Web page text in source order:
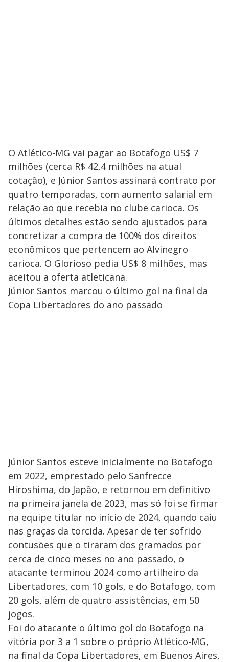
O Atlético-MG vai pagar ao Botafogo US$ 7
milhões (cerca R$ 42,4 milhões na atual
cotação), e Júnior Santos assinará contrato por
quatro temporadas, com aumento salarial em
relação ao que recebia no clube carioca. Os
últimos detalhes estão sendo ajustados para
concretizar a compra de 100% dos direitos
econômicos que pertencem ao Alvinegro
carioca. O Glorioso pedia US$ 8 milhões, mas
aceitou a oferta atleticana.
Júnior Santos marcou o último gol na final da
Copa Libertadores do ano passado
Júnior Santos esteve inicialmente no Botafogo
em 2022, emprestado pelo Sanfrecce
Hiroshima, do Japão, e retornou em definitivo
na primeira janela de 2023, mas só foi se firmar
na equipe titular no início de 2024, quando caiu
nas graças da torcida. Apesar de ter sofrido
contusões que o tiraram dos gramados por
cerca de cinco meses no ano passado, o
atacante terminou 2024 como artilheiro da
Libertadores, com 10 gols, e do Botafogo, com
20 gols, além de quatro assistências, em 50
jogos.
Foi do atacante o último gol do Botafogo na
vitória por 3 a 1 sobre o próprio Atlético-MG,
na final da Copa Libertadores, em Buenos Aires,